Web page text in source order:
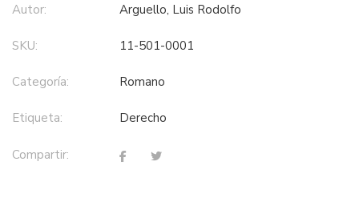
Autor: Arguello, Luis Rodolfo
SKU: 11-501-0001
Categoría: romano
Etiqueta: derecho
Compartir: